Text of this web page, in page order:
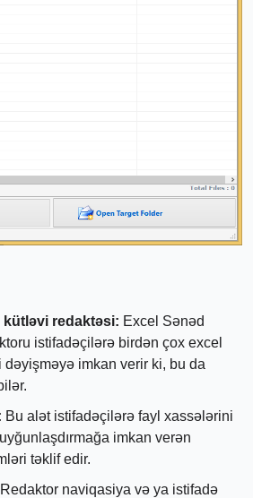
redaktəsi: Excel Sənəd
istifadəçilərə birdən çox excel
dəyişməyə imkan verir ki, bu da
Bu alət istifadəçilərə fayl xassələrini
imkan verən
təklif edir.
Redaktor naviqasiya və ya istifadə